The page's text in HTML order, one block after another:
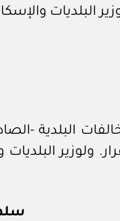
البلدية ‏-
القرار. ولوزير